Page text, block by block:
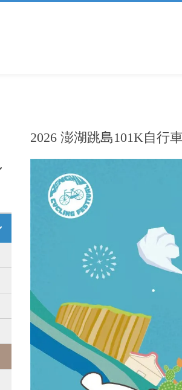
2026 澎湖跳島101K自行